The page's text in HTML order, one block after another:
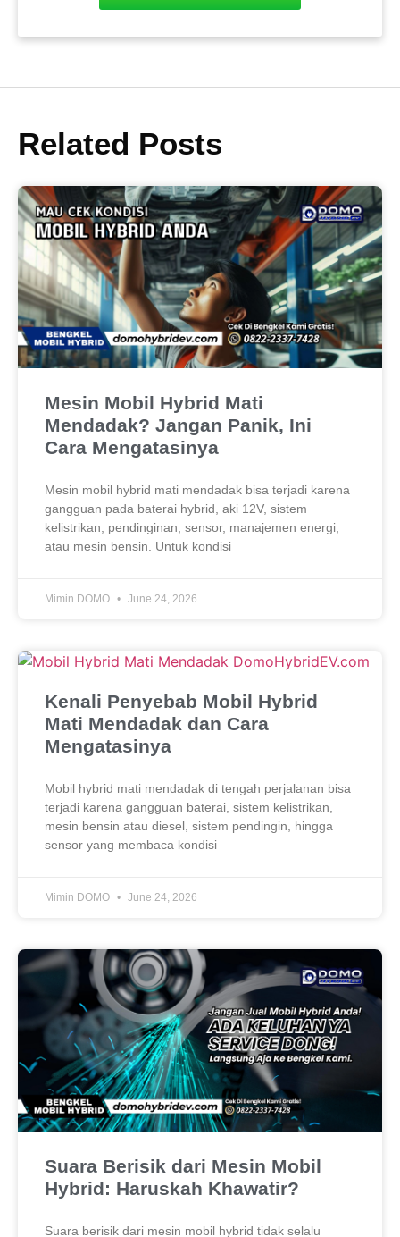
Related Posts
Mesin Mobil Hybrid Mati
Mendadak? Jangan Panik, Ini
Cara Mengatasinya
Mesin mobil hybrid mati mendadak bisa terjadi karena
gangguan pada baterai hybrid, aki 12V, sistem
kelistrikan, pendinginan, sensor, manajemen energi,
atau mesin bensin. Untuk kondisi
Mimin DOMO June 24, 2026
Kenali Penyebab Mobil Hybrid
Mati Mendadak dan Cara
Mengatasinya
Mobil hybrid mati mendadak di tengah perjalanan bisa
terjadi karena gangguan baterai, sistem kelistrikan,
mesin bensin atau diesel, sistem pendingin, hingga
sensor yang membaca kondisi
Mimin DOMO June 24, 2026
Suara Berisik dari Mesin Mobil
Hybrid: Haruskah Khawatir?
Suara berisik dari mesin mobil hybrid tidak selalu